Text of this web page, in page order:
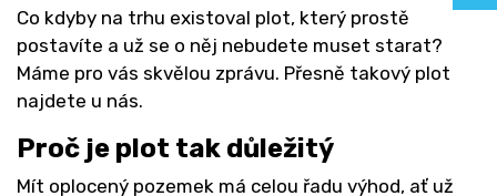
Co kdyby na trhu existoval plot, který prostě
postavíte a už se o něj nebudete muset starat?
Máme pro vás skvělou zprávu. Přesně takový plot
najdete u nás.
Proč je plot tak důležitý
Mít oplocený pozemek má celou řadu výhod, ať už